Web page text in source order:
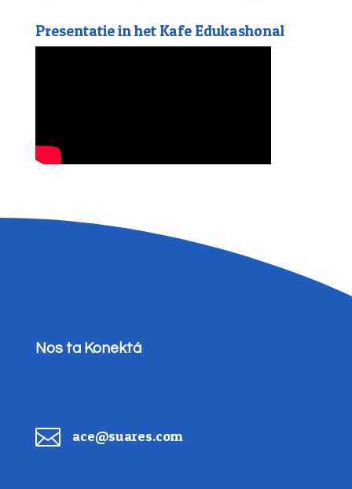
Presentatie in het Kafe Edukashonal
Nos ta Konektá
 ace@suares.com